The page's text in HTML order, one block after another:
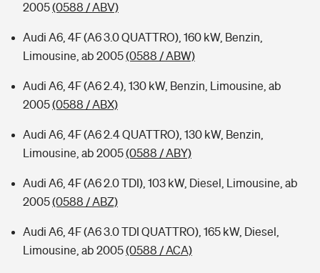
2005(0588 / ABV)
Audi A6, 4F (A6 3.0 QUATTRO), 160 kW, Benzin,
Limousine, ab 2005(0588 / ABW)
Audi A6, 4F (A6 2.4), 130 kW, Benzin, Limousine, ab
2005(0588 / ABX)
Audi A6, 4F (A6 2.4 QUATTRO), 130 kW, Benzin,
Limousine, ab 2005(0588 / ABY)
Audi A6, 4F (A6 2.0 TDI), 103 kW, Diesel, Limousine, ab
2005(0588 / ABZ)
Audi A6, 4F (A6 3.0 TDI QUATTRO), 165 kW, Diesel,
Limousine, ab 2005(0588 / ACA)